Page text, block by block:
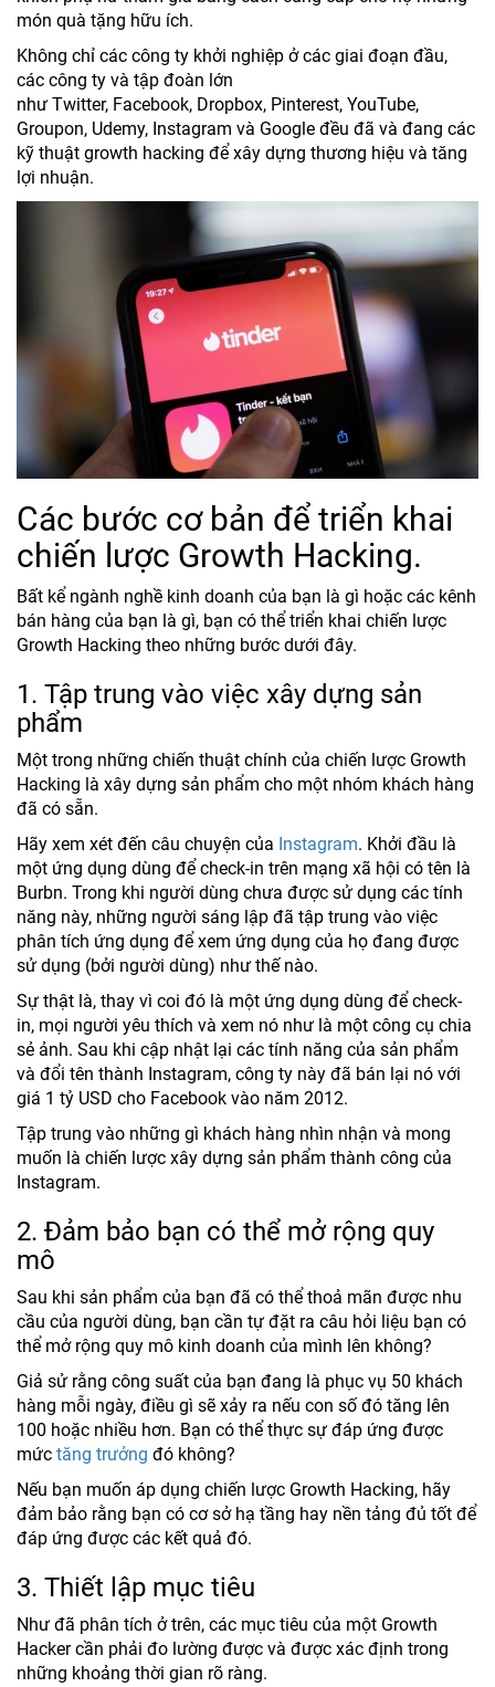
món quà tặng hữu ích.
Không chỉ các công ty khởi nghiệp ở các giai đoạn đầu,
các công ty và tập đoàn lớn
như Twitter, Facebook, Dropbox, Pinterest, YouTube,
Groupon, Udemy, Instagram và Google đều đã và đang các
kỹ thuật growth hacking để xây dựng thương hiệu và tăng
lợi nhuận.
Các bước cơ bản để triển khai
chiến lược Growth Hacking.
Bất kể ngành nghề kinh doanh của bạn là gì hoặc các kênh
bán hàng của bạn là gì, bạn có thể triển khai chiến lược
Growth Hacking theo những bước dưới đây.
1. Tập trung vào việc xây dựng sản
phẩm
Một trong những chiến thuật chính của chiến lược Growth
Hacking là xây dựng sản phẩm cho một nhóm khách hàng
đã có sẵn.
Hãy xem xét đến câu chuyện của Instagram. Khởi đầu là
một ứng dụng dùng để check-in trên mạng xã hội có tên là
Burbn. Trong khi người dùng chưa được sử dụng các tính
năng này, những người sáng lập đã tập trung vào việc
phân tích ứng dụng để xem ứng dụng của họ đang được
sử dụng (bởi người dùng) như thế nào.
Sự thật là, thay vì coi đó là một ứng dụng dùng để check-
in, mọi người yêu thích và xem nó như là một công cụ chia
sẻ ảnh. Sau khi cập nhật lại các tính năng của sản phẩm
và đổi tên thành Instagram, công ty này đã bán lại nó với
giá 1 tỷ USD cho Facebook vào năm 2012.
Tập trung vào những gì khách hàng nhìn nhận và mong
muốn là chiến lược xây dựng sản phẩm thành công của
Instagram.
2. Đảm bảo bạn có thể mở rộng quy
mô
Sau khi sản phẩm của bạn đã có thể thoả mãn được nhu
cầu của người dùng, bạn cần tự đặt ra câu hỏi liệu bạn có
thể mở rộng quy mô kinh doanh của mình lên không?
Giả sử rằng công suất của bạn đang là phục vụ 50 khách
hàng mỗi ngày, điều gì sẽ xảy ra nếu con số đó tăng lên
100 hoặc nhiều hơn. Bạn có thể thực sự đáp ứng được
mức tăng trưởng đó không?
Nếu bạn muốn áp dụng chiến lược Growth Hacking, hãy
đảm bảo rằng bạn có cơ sở hạ tầng hay nền tảng đủ tốt để
đáp ứng được các kết quả đó.
3. Thiết lập mục tiêu
Như đã phân tích ở trên, các mục tiêu của một Growth
Hacker cần phải đo lường được và được xác định trong
những khoảng thời gian rõ ràng.